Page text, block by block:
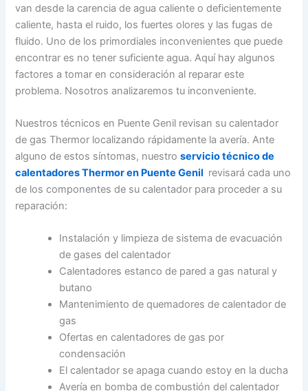
van desde la carencia de agua caliente o deficientemente
caliente, hasta el ruido, los fuertes olores y las fugas de
fluido. Uno de los primordiales inconvenientes que puede
encontrar es no tener suficiente agua. Aquí hay algunos
factores a tomar en consideración al reparar este
problema. Nosotros analizaremos tu inconveniente.
Nuestros técnicos en Puente Genil revisan su calentador
de gas Thermor localizando rápidamente la avería. Ante
alguno de estos síntomas, nuestroservicio técnico de
calentadores Thermor en Puente Genil revisará cada uno
de los componentes de su calentador para proceder a su
reparación:
Instalación y limpieza de sistema de evacuación
de gases del calentador
Calentadores estanco de pared a gas natural y
butano
Mantenimiento de quemadores de calentador de
gas
Ofertas en calentadores de gas por
condensación
El calentador se apaga cuando estoy en la ducha
Avería en bomba de combustión del calentador